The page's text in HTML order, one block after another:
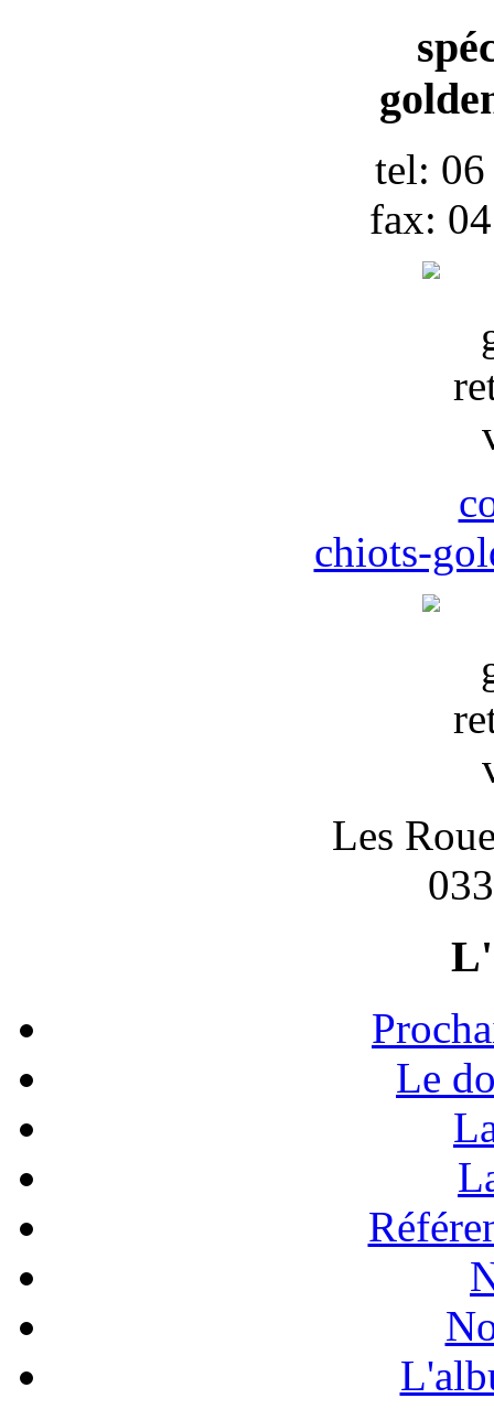
tel:
fax:
chiots-
Les
Le